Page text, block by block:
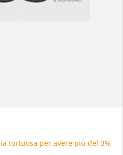
tortuosa per avere più del 3%